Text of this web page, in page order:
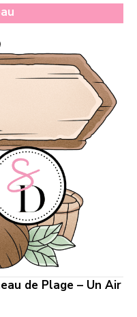
de Plage – Un Air